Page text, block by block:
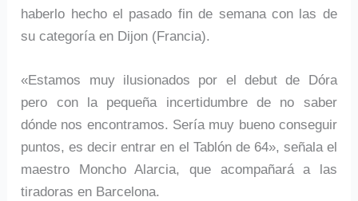
haberlo hecho el pasado fin de semana con las de
su categoría en Dijon (Francia).
«Estamos muy ilusionados por el debut de Dóra
pero con la pequeña incertidumbre de no saber
dónde nos encontramos. Sería muy bueno conseguir
puntos, es decir entrar en el Tablón de 64», señala el
maestro Moncho Alarcia, que acompañará a las
tiradoras en Barcelona.